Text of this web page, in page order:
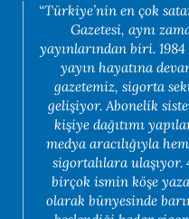
“Türkiye’nin en çok
Gazetesi, aynı
yayınlarından biri.
yayın hayatına
gazetemiz, sigorta
gelişiyor. Abonelik
kişiye dağıtımı
medya aracılığıyla
sigortalılara ulaşıyor.
birçok ismin köşe
olarak bünyesinde